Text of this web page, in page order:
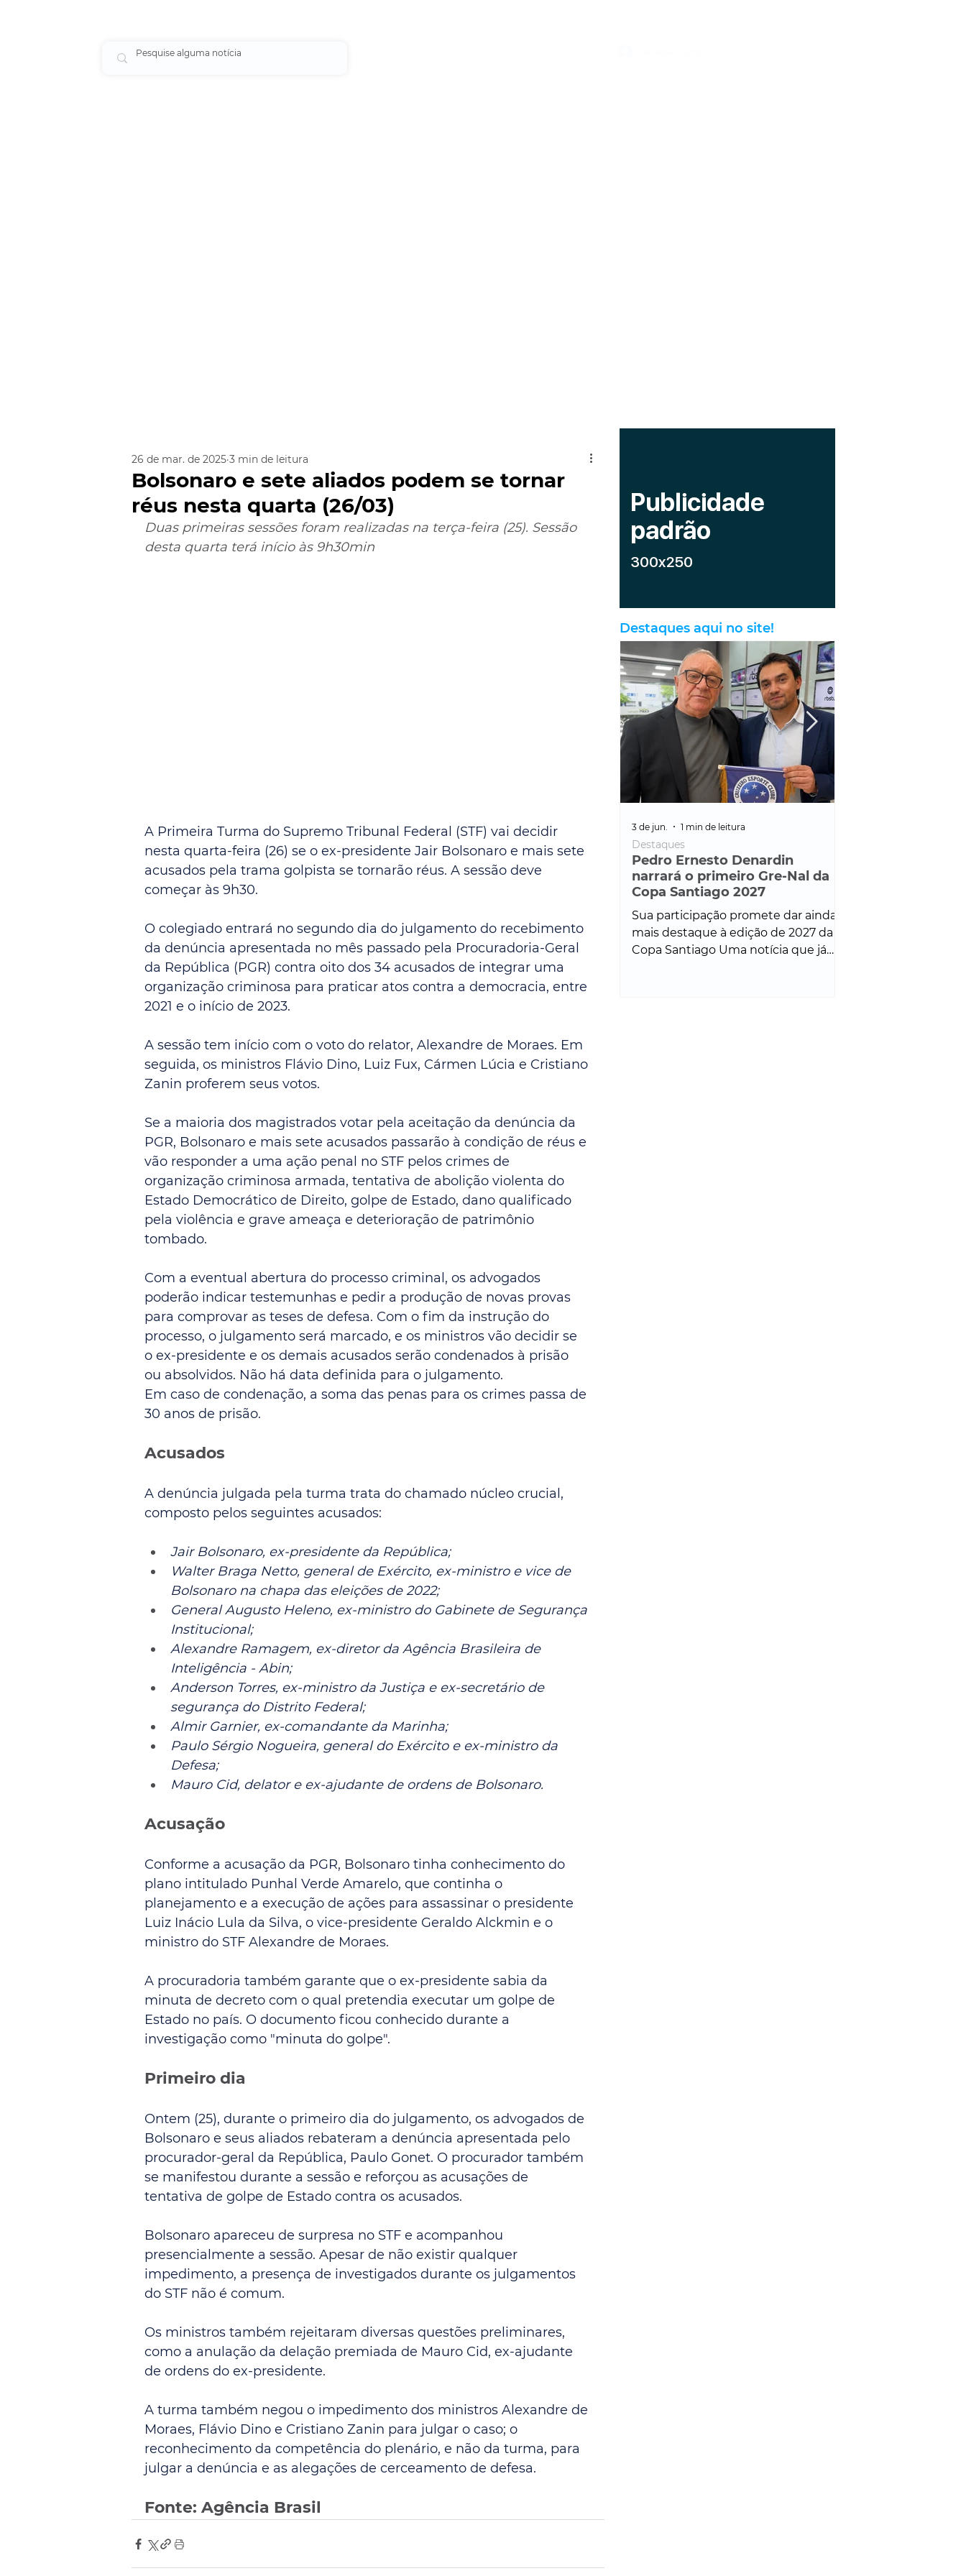
Bolsonaro e sete aliados podem se tornar
réus nesta quarta (26/03)
26 de mar. de 2025 3 min de leitura
Duas primeiras sessões foram realizadas na terça-feira (25). Sessão
desta quarta terá início às 9h30min
A Primeira Turma do Supremo Tribunal Federal (STF) vai decidir
nesta quarta-feira (26) se o ex-presidente Jair Bolsonaro e mais sete
acusados pela trama golpista se tornarão réus. A sessão deve
começar às 9h30.
O colegiado entrará no segundo dia do julgamento do recebimento
da denúncia apresentada no mês passado pela Procuradoria-Geral
da República (PGR) contra oito dos 34 acusados de integrar uma
organização criminosa para praticar atos contra a democracia, entre
2021 e o início de 2023.
A sessão tem início com o voto do relator, Alexandre de Moraes. Em
seguida, os ministros Flávio Dino, Luiz Fux, Cármen Lúcia e Cristiano
Zanin proferem seus votos.
Se a maioria dos magistrados votar pela aceitação da denúncia da
PGR, Bolsonaro e mais sete acusados passarão à condição de réus e
vão responder a uma ação penal no STF pelos crimes de
organização criminosa armada, tentativa de abolição violenta do
Estado Democrático de Direito, golpe de Estado, dano qualificado
pela violência e grave ameaça e deterioração de patrimônio
tombado.
Com a eventual abertura do processo criminal, os advogados
poderão indicar testemunhas e pedir a produção de novas provas
para comprovar as teses de defesa. Com o fim da instrução do
processo, o julgamento será marcado, e os ministros vão decidir se
o ex-presidente e os demais acusados serão condenados à prisão
ou absolvidos. Não há data definida para o julgamento.
Em caso de condenação, a soma das penas para os crimes passa de
30 anos de prisão.
Acusados
A denúncia julgada pela turma trata do chamado núcleo crucial,
composto pelos seguintes acusados:
Jair Bolsonaro, ex-presidente da República;
Walter Braga Netto, general de Exército, ex-ministro e vice de
Bolsonaro na chapa das eleições de 2022;
General Augusto Heleno, ex-ministro do Gabinete de Segurança
Institucional;
Alexandre Ramagem, ex-diretor da Agência Brasileira de
Inteligência - Abin;
Anderson Torres, ex-ministro da Justiça e ex-secretário de
segurança do Distrito Federal;
Almir Garnier, ex-comandante da Marinha;
Paulo Sérgio Nogueira, general do Exército e ex-ministro da
Defesa;
Mauro Cid, delator e ex-ajudante de ordens de Bolsonaro.
Acusação
Conforme a acusação da PGR, Bolsonaro tinha conhecimento do
plano intitulado Punhal Verde Amarelo, que continha o
planejamento e a execução de ações para assassinar o presidente
Luiz Inácio Lula da Silva, o vice-presidente Geraldo Alckmin e o
ministro do STF Alexandre de Moraes.
A procuradoria também garante que o ex-presidente sabia da
minuta de decreto com o qual pretendia executar um golpe de
Estado no país. O documento ficou conhecido durante a
investigação como "minuta do golpe".
Primeiro dia
Ontem (25), durante o primeiro dia do julgamento, os advogados de
Bolsonaro e seus aliados rebateram a denúncia apresentada pelo
procurador-geral da República, Paulo Gonet. O procurador também
se manifestou durante a sessão e reforçou as acusações de
tentativa de golpe de Estado contra os acusados.
Bolsonaro apareceu de surpresa no STF e acompanhou
presencialmente a sessão. Apesar de não existir qualquer
impedimento, a presença de investigados durante os julgamentos
do STF não é comum.
Os ministros também rejeitaram diversas questões preliminares,
como a anulação da delação premiada de Mauro Cid, ex-ajudante
de ordens do ex-presidente.
A turma também negou o impedimento dos ministros Alexandre de
Moraes, Flávio Dino e Cristiano Zanin para julgar o caso; o
reconhecimento da competência do plenário, e não da turma, para
julgar a denúncia e as alegações de cerceamento de defesa.
Fonte: Agência Brasil
Destaques aqui no site!
Pedro Ernesto Denardin
narrará o primeiro Gre-Nal da
Copa Santiago 2027
Sua participação promete dar ainda
mais destaque à edição de 2027 da
Copa Santiago Uma notícia que já
Destaques
3 de jun. 1 min de leitura